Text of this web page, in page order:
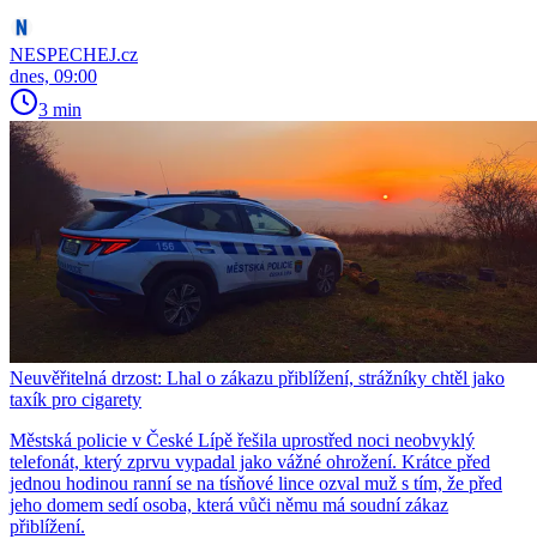
NESPECHEJ.cz
dnes, 09:00
3 min
Neuvěřitelná drzost: Lhal o zákazu přiblížení, strážníky chtěl jako
taxík pro cigarety
Městská policie v České Lípě řešila uprostřed noci neobvyklý
telefonát, který zprvu vypadal jako vážné ohrožení. Krátce před
jednou hodinou ranní se na tísňové lince ozval muž s tím, že před
jeho domem sedí osoba, která vůči němu má soudní zákaz
přiblížení.